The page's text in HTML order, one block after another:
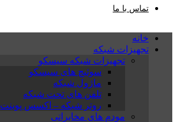
تماس با ما
خانه
تجهیزات شبکه
تجهیزات شبکه سیسکو
سوئیچ های سیسکو
ماژول شبکه
تلفن های تحت شبکه
روتر شبکه – اکسس پوینت
مودم های مخابراتی